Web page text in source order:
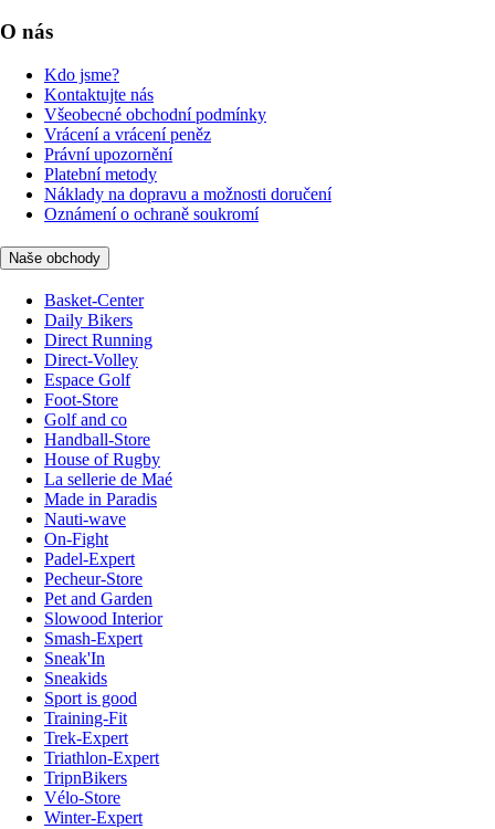
O nás
Kdo jsme?
Kontaktujte nás
Všeobecné obchodní podmínky
Vrácení a vrácení peněz
Právní upozornění
Platební metody
Náklady na dopravu a možnosti doručení
Oznámení o ochraně soukromí
Naše obchody
Basket-Center
Daily Bikers
Direct Running
Direct-Volley
Espace Golf
Foot-Store
Golf and co
Handball-Store
House of Rugby
La sellerie de Maé
Made in Paradis
Nauti-wave
On-Fight
Padel-Expert
Pecheur-Store
Pet and Garden
Slowood Interior
Smash-Expert
Sneak'In
Sneakids
Sport is good
Training-Fit
Trek-Expert
Triathlon-Expert
TripnBikers
Vélo-Store
Winter-Expert